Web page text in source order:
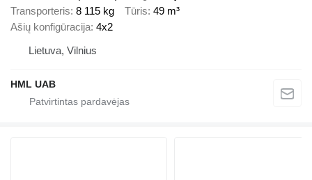
Transporteris 8 115 kg Tūris 49 m³
Ašių konfigūracija 4x2
Lietuva, Vilnius
HML UAB